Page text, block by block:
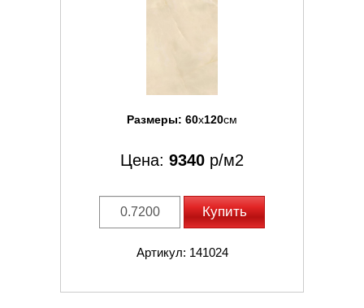
Размеры: 60x120см
Цена: 9340 р/м2
Купить
Артикул: 141024